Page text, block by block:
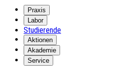
Praxis
Labor
Studierende
Aktionen
Akademie
Service